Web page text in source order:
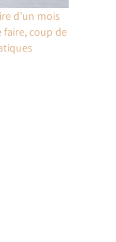
d’un mois
faire, coup de